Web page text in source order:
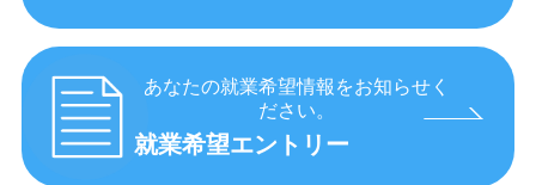
あなたの就業希望情報をお知らせく
ださい。
就業希望エントリー